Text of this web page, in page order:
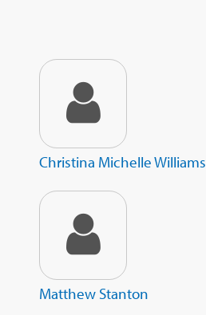
Christina Michelle Williams
Matthew Stanton